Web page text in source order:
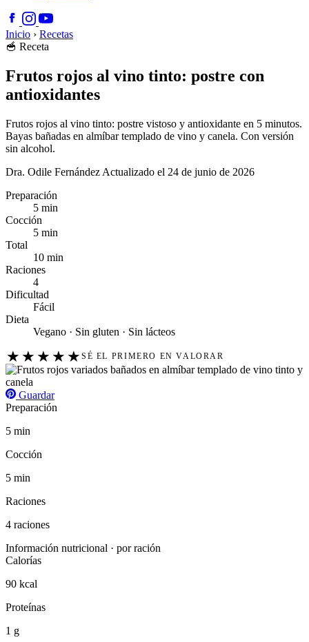
Inicio › Recetas
🥣 Receta
Frutos rojos al vino tinto: postre con
antioxidantes
Frutos rojos al vino tinto: postre vistoso y antioxidante en 5 minutos.
Bayas bañadas en almíbar templado de vino y canela. Con versión
sin alcohol.
Dra. Odile Fernández Actualizado el 24 de junio de 2026
Preparación
5 min
Cocción
5 min
Total
10 min
Raciones
4
Dificultad
Fácil
Dieta
Vegano · Sin gluten · Sin lácteos
★ ★ ★ ★ ★ SÉ EL PRIMERO EN VALORAR
Guardar
Preparación
5 min
Cocción
5 min
Raciones
4 raciones
Información nutricional · por ración
Calorías
90 kcal
Proteínas
1 g